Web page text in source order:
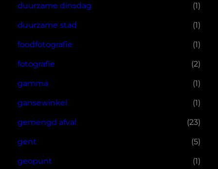
duurzame dinsdag (1)
duurzame stad (1)
foodfotografie (1)
fotografie (2)
gamma (1)
gansewinkel (1)
gemengd afval (23)
gent (5)
geopunt (1)